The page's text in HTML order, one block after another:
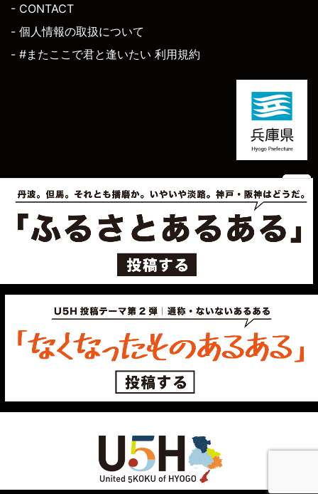
- CONTACT
- 個人情報の取扱について
- #またここで君と逢いたい 利用規約